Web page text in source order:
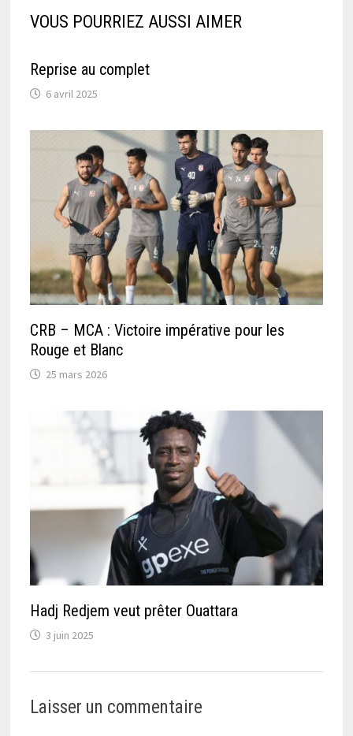
VOUS POURRIEZ AUSSI AIMER
Reprise au complet
6 avril 2025
CRB – MCA : Victoire impérative pour les
Rouge et Blanc
25 mars 2026
Hadj Redjem veut prêter Ouattara
3 juin 2025
Laisser un commentaire